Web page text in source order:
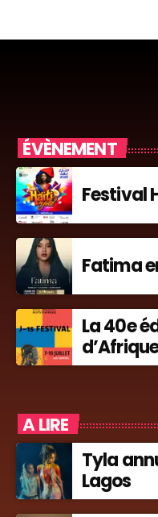
ÉVÈNEMENT
Festival
Fatima
La 40e
A LIRE
Tyla
Lagos